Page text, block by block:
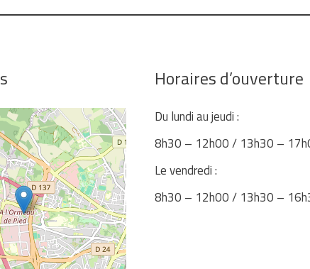
Horaires d’ouverture
Du lundi au jeudi :
8h30 – 12h00 / 13h30 –
Le vendredi :
8h30 – 12h00 / 13h30 –